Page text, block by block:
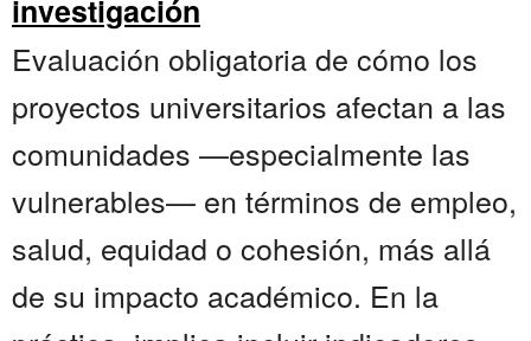
investigación
Evaluación obligatoria de cómo los
proyectos universitarios afectan a las
comunidades —especialmente las
vulnerables— en términos de empleo,
salud, equidad o cohesión, más allá
de su impacto académico. En la